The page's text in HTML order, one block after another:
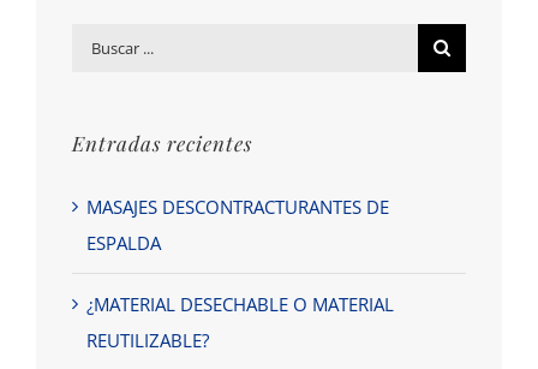
Buscar
Entradas recientes
MASAJES DESCONTRACTURANTES DE
ESPALDA
¿MATERIAL DESECHABLE O MATERIAL
REUTILIZABLE?